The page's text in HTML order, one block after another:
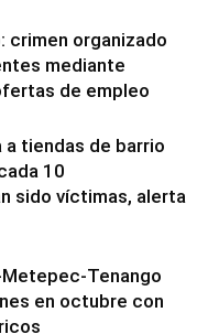
crimen organizado
mediante
de empleo
tiendas de barrio
10
sido víctimas, alerta
Tenango
en octubre con